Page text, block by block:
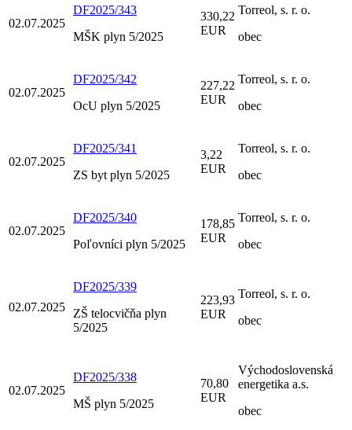
02.07.2025
DF2025/343
MŠK plyn 5/2025
330,22
EUR
Torreol, s. r. o.
obec
02.07.2025
DF2025/342
OcU plyn 5/2025
227,22
EUR
Torreol, s. r. o.
obec
02.07.2025
DF2025/341
ZS byt plyn 5/2025
3,22
EUR
Torreol, s. r. o.
obec
02.07.2025
DF2025/340
Poľovníci plyn 5/2025
178,85
EUR
Torreol, s. r. o.
obec
02.07.2025
DF2025/339
ZŠ telocvičňa plyn
5/2025
223,93
EUR
Torreol, s. r. o.
obec
02.07.2025
DF2025/338
MŠ plyn 5/2025
70,80
EUR
Východoslovenská
energetika a.s.
obec